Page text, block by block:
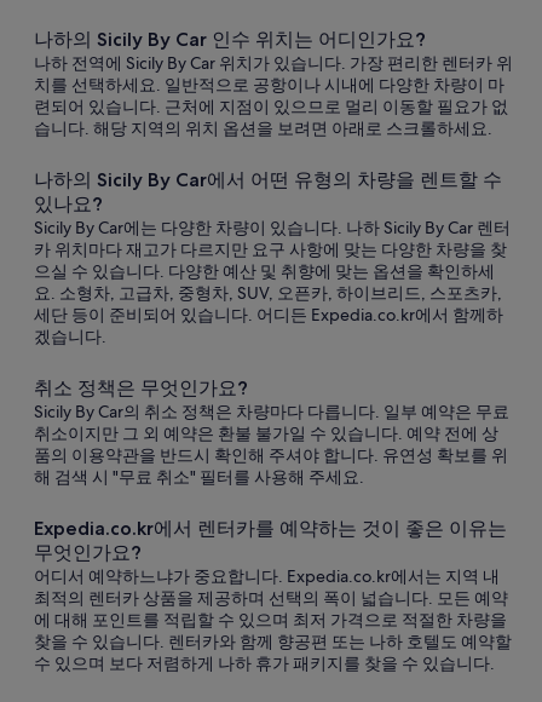
나하의 Sicily By Car 인수 위치는 어디인가요?
나하 전역에 Sicily By Car 위치가 있습니다. 가장 편리한 렌터카 위
치를 선택하세요. 일반적으로 공항이나 시내에 다양한 차량이 마
련되어 있습니다. 근처에 지점이 있으므로 멀리 이동할 필요가 없
습니다. 해당 지역의 위치 옵션을 보려면 아래로 스크롤하세요.
나하의 Sicily By Car에서 어떤 유형의 차량을 렌트할 수
있나요?
Sicily By Car에는 다양한 차량이 있습니다. 나하 Sicily By Car 렌터
카 위치마다 재고가 다르지만 요구 사항에 맞는 다양한 차량을 찾
으실 수 있습니다. 다양한 예산 및 취향에 맞는 옵션을 확인하세
요. 소형차, 고급차, 중형차, SUV, 오픈카, 하이브리드, 스포츠카,
세단 등이 준비되어 있습니다. 어디든 Expedia.co.kr에서 함께하
겠습니다.
취소 정책은 무엇인가요?
Sicily By Car의 취소 정책은 차량마다 다릅니다. 일부 예약은 무료
취소이지만 그 외 예약은 환불 불가일 수 있습니다. 예약 전에 상
품의 이용약관을 반드시 확인해 주셔야 합니다. 유연성 확보를 위
해 검색 시 "무료 취소" 필터를 사용해 주세요.
Expedia.co.kr에서 렌터카를 예약하는 것이 좋은 이유는
무엇인가요?
어디서 예약하느냐가 중요합니다. Expedia.co.kr에서는 지역 내
최적의 렌터카 상품을 제공하며 선택의 폭이 넓습니다. 모든 예약
에 대해 포인트를 적립할 수 있으며 최저 가격으로 적절한 차량을
찾을 수 있습니다. 렌터카와 함께 향공편 또는 나하 호텔도 예약할
수 있으며 보다 저렴하게 나하 휴가 패키지를 찾을 수 있습니다.